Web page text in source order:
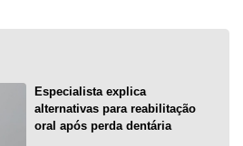
Especialista explica
alternativas para reabilitação
oral após perda dentária